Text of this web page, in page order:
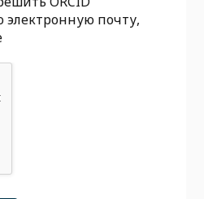
электронную почту,